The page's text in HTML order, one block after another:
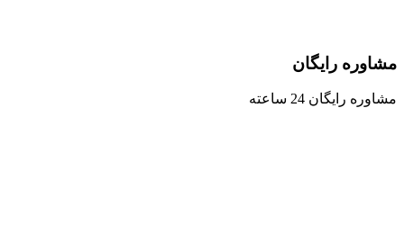
مشاوره رایگان
مشاوره رایگان 24 ساعته